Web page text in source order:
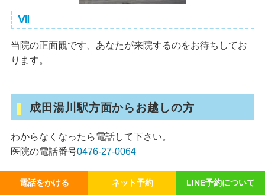
Ⅶ
当院の正面観です、あなたが来院するのをお待ちしてお
ります。
成田湯川駅方面からお越しの方
わからなくなったら電話して下さい。
医院の電話番号0476-27-0064
電話をかける ネット予約 LINE予約について